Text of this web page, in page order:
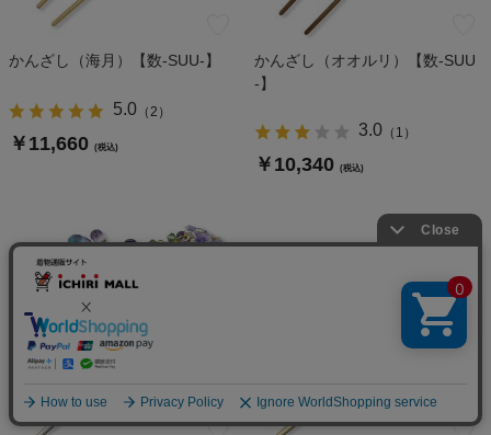
かんざし（海月）【数-SUU-】
5.0（2 ）
￥11,660 (税込)
かんざし（オオルリ）【数-SUU
-】
3.0（ 1 ）
￥10,340 (税込)